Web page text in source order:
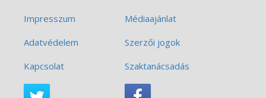
Impresszum
Médiaajánlat
Adatvédelem
Szerzői jogok
Kapcsolat
Szaktanácsadás